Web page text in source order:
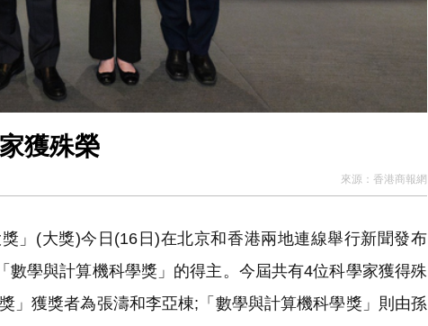
獲殊榮
來源： 香港商報網
」(大獎)今日(16日)在北京和香港兩地連線舉行新聞發布
學與計算機科學獎」的得主。今屆共有4位科學家獲得殊
」獲獎者為張濤和李亞棟;「數學與計算機科學獎」則由孫